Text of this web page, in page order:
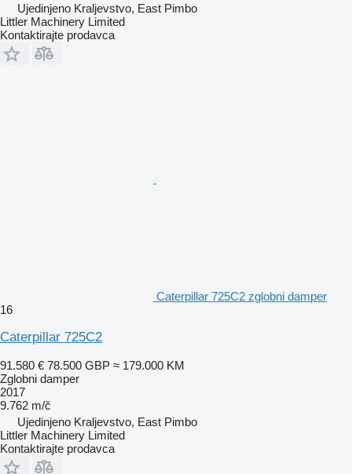
Ujedinjeno Kraljevstvo, East Pimbo
Littler Machinery Limited
Kontaktirajte prodavca
Caterpillar 725C2 zglobni damper
16
Caterpillar 725C2
91.580 € 78.500 GBP ≈ 179.000 KM
Zglobni damper
2017
9.762 m/č
Ujedinjeno Kraljevstvo, East Pimbo
Littler Machinery Limited
Kontaktirajte prodavca